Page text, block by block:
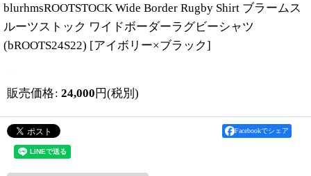
blurhmsROOTSTOCK Wide Border Rugby Shirt ブラームス
ルーツストック ワイドボーダーラグビーシャツ
(bROOTS24S22) [アイボリー×ブラック]
販売価格: 24,000 円(税別)
Facebookでシェア